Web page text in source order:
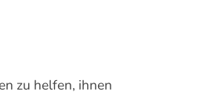
zu helfen, ihnen